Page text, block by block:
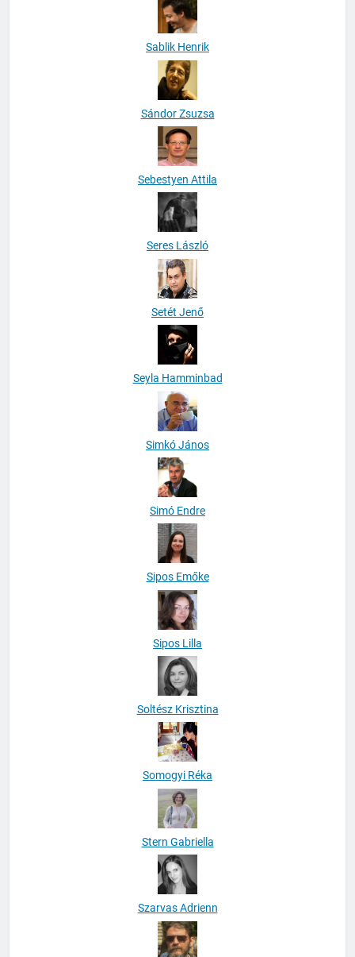
Sablik Henrik
Sándor Zsuzsa
Sebestyen Attila
Seres László
Setét Jenő
Seyla Hamminbad
Simkó János
Simó Endre
Sipos Emőke
Sipos Lilla
Soltész Krisztina
Somogyi Réka
Stern Gabriella
Szarvas Adrienn